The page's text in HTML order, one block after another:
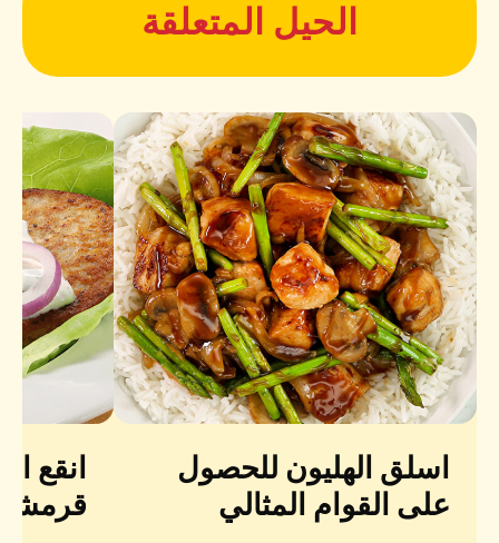
الحيل المتعلقة
اسلق الهليون للحصول
على القوام المثالي
انقع